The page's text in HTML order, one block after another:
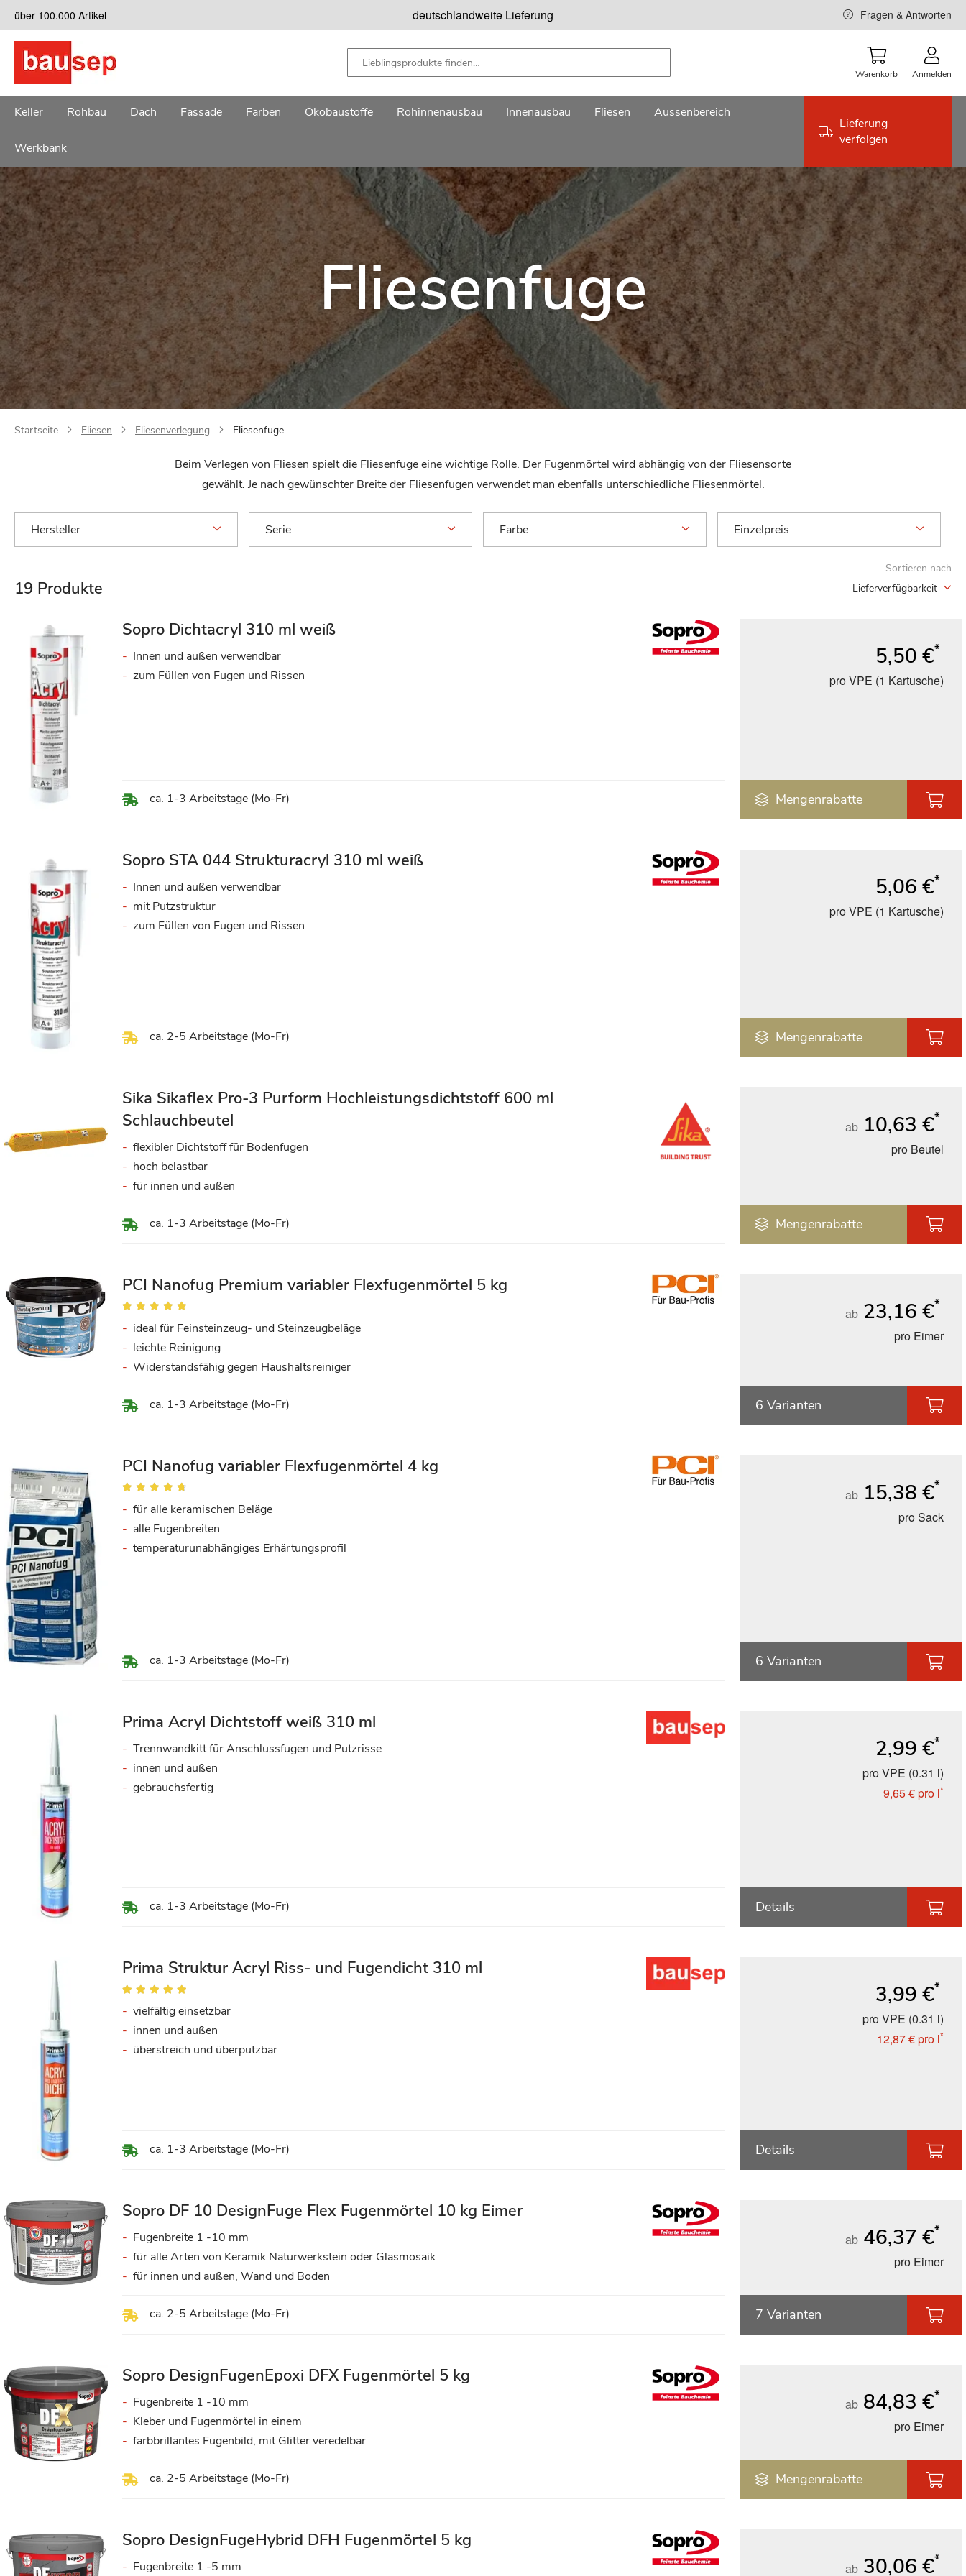
Zum
Inhalt
springen
über 100.000 Artikel deutschlandweite Lieferung Fragen & Antworten
Warenkorb Anmelden
Keller Rohbau Dach Fassade Farben Ökobaustoffe Rohinnenausbau Innenausbau Fliesen Aussenbereich
Werkbank
Lieferung
verfolgen
Fliesenfuge
Startseite Fliesen Fliesenverlegung Fliesenfuge
Beim Verlegen von Fliesen spielt die Fliesenfuge eine wichtige Rolle. Der Fugenmörtel wird abhängig von der Fliesensorte
gewählt. Je nach gewünschter Breite der Fliesenfugen verwendet man ebenfalls unterschiedliche Fliesenmörtel.
Hersteller Serie Farbe Einzelpreis
19 Produkte
Sortieren nach
Lieferverfügbarkeit
Sopro Dichtacryl 310 ml weiß
ca. 1-3 Arbeitstage (Mo-Fr)
5,50 €*
pro VPE (1 Kartusche)
Innen und außen verwendbar
zum Füllen von Fugen und Rissen
Mengenrabatte
Sopro STA 044 Strukturacryl 310 ml weiß
ca. 2-5 Arbeitstage (Mo-Fr)
5,06 €*
pro VPE (1 Kartusche)
Innen und außen verwendbar
mit Putzstruktur
zum Füllen von Fugen und Rissen
Mengenrabatte
Sika Sikaflex Pro-3 Purform Hochleistungsdichtstoff 600 ml
Schlauchbeutel
ca. 1-3 Arbeitstage (Mo-Fr)
ab 10,63 €*
pro Beutel
flexibler Dichtstoff für Bodenfugen
hoch belastbar
für innen und außen
Mengenrabatte
PCI Nanofug Premium variabler Flexfugenmörtel 5 kg
Bewertung:
ca. 1-3 Arbeitstage (Mo-Fr)
ab 23,16 €*
pro Eimer
ideal für Feinsteinzeug- und Steinzeugbeläge
leichte Reinigung
Widerstandsfähig gegen Haushaltsreiniger
6 Varianten
PCI Nanofug variabler Flexfugenmörtel 4 kg
Bewertung:
ca. 1-3 Arbeitstage (Mo-Fr)
ab 15,38 €*
pro Sack
für alle keramischen Beläge
alle Fugenbreiten
temperaturunabhängiges Erhärtungsprofil
6 Varianten
Prima Acryl Dichtstoff weiß 310 ml
ca. 1-3 Arbeitstage (Mo-Fr)
2,99 €*
pro VPE (0.31 l)
9,65 €pro l*
Trennwandkitt für Anschlussfugen und Putzrisse
innen und außen
gebrauchsfertig
Details
Prima Struktur Acryl Riss- und Fugendicht 310 ml
Bewertung:
ca. 1-3 Arbeitstage (Mo-Fr)
3,99 €*
pro VPE (0.31 l)
12,87 €pro l*
vielfältig einsetzbar
innen und außen
überstreich und überputzbar
Details
Sopro DF 10 DesignFuge Flex Fugenmörtel 10 kg Eimer
ca. 2-5 Arbeitstage (Mo-Fr)
ab 46,37 €*
pro Eimer
Fugenbreite 1 -10 mm
für alle Arten von Keramik Naturwerkstein oder Glasmosaik
für innen und außen, Wand und Boden
7 Varianten
Sopro DesignFugenEpoxi DFX Fugenmörtel 5 kg
ca. 2-5 Arbeitstage (Mo-Fr)
ab 84,83 €*
pro Eimer
Fugenbreite 1 -10 mm
Kleber und Fugenmörtel in einem
farbbrillantes Fugenbild, mit Glitter veredelbar
Mengenrabatte
Sopro DesignFugeHybrid DFH Fugenmörtel 5 kg
ab 30,06 €*
Fugenbreite 1 -5 mm